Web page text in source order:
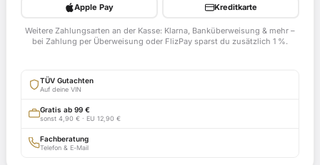
B30
2007
BE
Apple Pay Kreditkarte
Weitere Zahlungsarten an der Kasse: Klarna, Banküberweisung & mehr –
bei Zahlung per Überweisung oder FlizPay sparst du zusätzlich 1 %.
TÜV Gutachten
Auf deine VIN
Gratis ab 99 €
sonst 4,90 € · EU 12,90 €
Fachberatung
Telefon & E-Mail